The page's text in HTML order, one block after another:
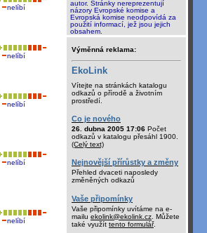
nelíbí
nelíbí
nelíbí
nelíbí
nelíbí
autor. Stránky nereprezentují
názory Evropské komise a
Evropská komise neodpovídá za
použití informací, jež jsou jejich
obsahem.
Výměnná reklama:
EkoLink
Vítejte na stránkách katalogu
odkazů o přírodě a životním
prostředí.
Co je nového
26. dubna 2005 17:06 Počet
odkazů v katalogu přesáhl 1900.
(Celý text)
Nejnovější přírůstky a změny
Přehled dvaceti naposledy
změněných odkazů
Vaše připomínky
Vaše připomínky uvítáme na e-
mailu ekolink@ekolink.cz . Můžete
také využít tento formulář.